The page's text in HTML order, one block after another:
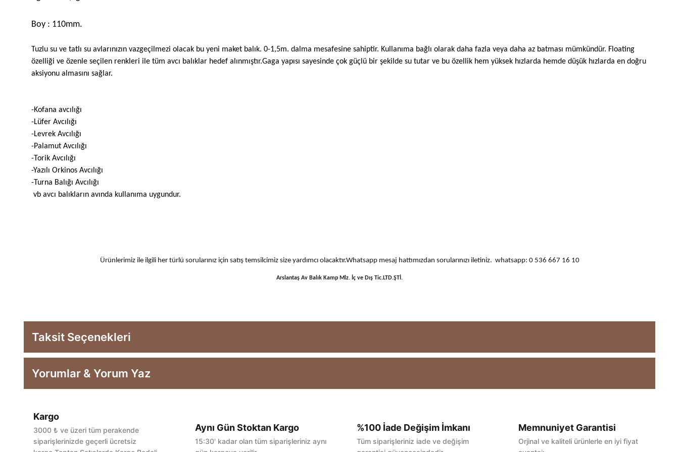
Boy : 110mm.
Tuzlu su ve tatlı su avlarınızın vazgeçilmezi olacak bu yeni maket balık. 0-1,5m. dalma mesafesine sahiptir. Kullanıma bağlı olarak daha fazla veya daha az batması mümkündür. Floating
özelliği ve özenle seçilen renkleri ile tüm avcı balıklar hedef alınmıştır.Gaga yapısı sayesinde çok güçlü bir şekilde su tutar ve bu özellik hem yüksek hızlarda hemde düşük hızlarda en doğru
aksiyonu almasını sağlar.
-Kofana avcılığı
-Lüfer Avcılığı
-Levrek Avcılığı
-Palamut Avcılığı
-Torik Avcılığı
-Yazılı Orkinos Avcılığı
-Turna Balığı Avcılığı
vb avcı balıkların avında kullanıma uygundur.
Ürünlerimiz ile ilgili her türlü sorularınız için satış temsilcimiz size yardımcı olacaktır.Whatsapp mesaj hattımızdan sorularınızı iletiniz. whatsapp: 0 536 667 16 10
Arslantaş Av Balık Kamp Mlz. İç ve Dış Tic.LTD.ŞTİ.
Taksit Seçenekleri
Yorumlar & Yorum Yaz
Bu ürüne ilk yorumu siz yapın!
Kargo
3000 ₺ ve üzeri tüm perakende
siparişlerinizde geçerli ücretsiz
Aynı Gün Stoktan Kargo
15:30' kadar olan tüm siparişleriniz aynı
%100 İade Değişim İmkanı
Tüm siparişleriniz iade ve değişim
Memnuniyet Garantisi
Orjinal ve kaliteli ürünlerle en iyi fiyat